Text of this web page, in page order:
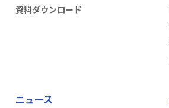
資料ダウンロード
ニュース